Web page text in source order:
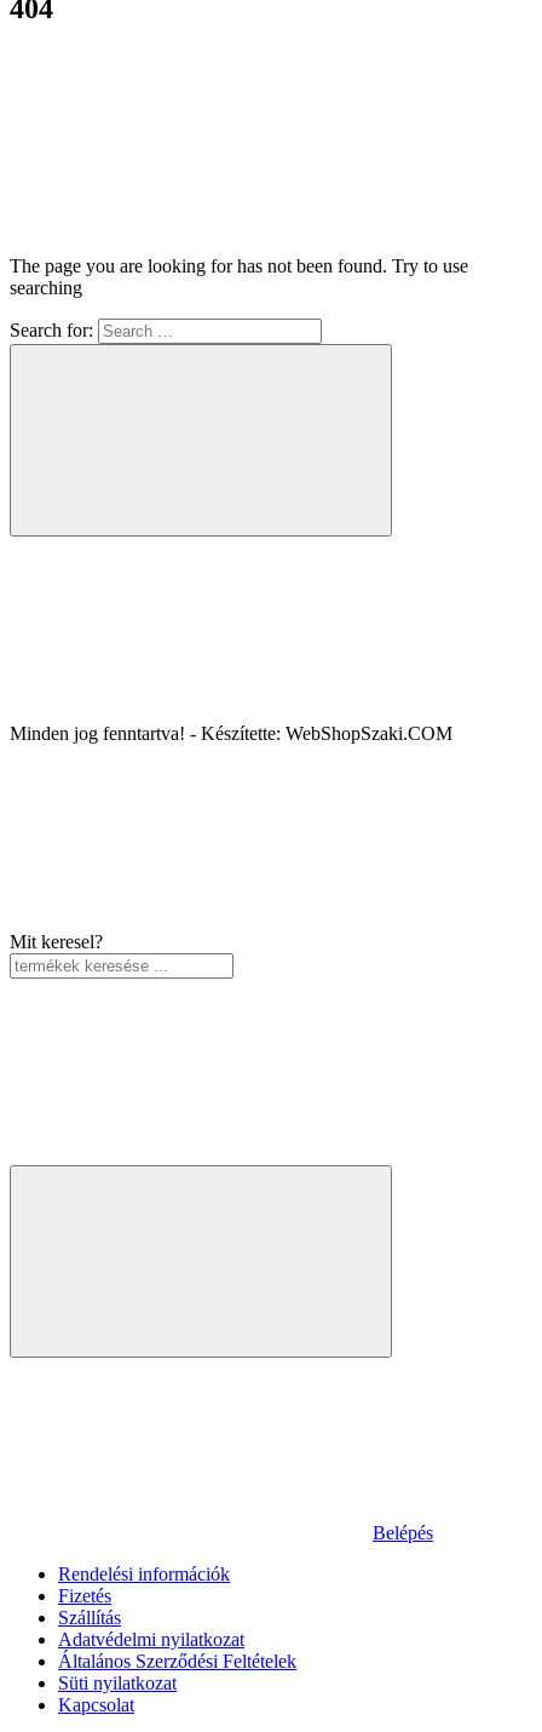
404
The page you are looking for has not been found. Try to use
searching
Search for:
Minden jog fenntartva! - Készítette: WebShopSzaki.COM
Mit keresel?
Belépés
Rendelési információk
Fizetés
Szállítás
Adatvédelmi nyilatkozat
Általános Szerződési Feltételek
Süti nyilatkozat
Kapcsolat